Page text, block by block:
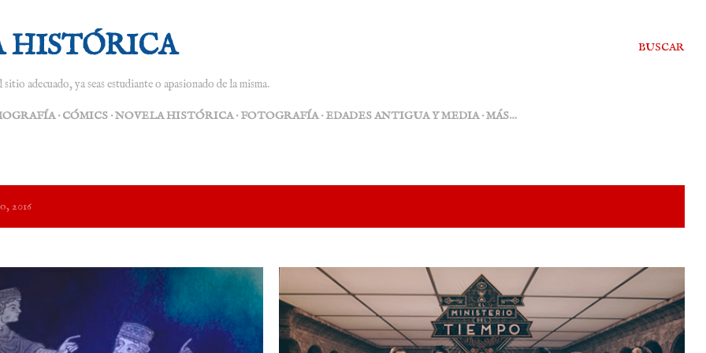
BUSCAR
adecuado, ya seas estudiante o apasionado de la misma.
CÓMICS NOVELA HISTÓRICA FOTOGRAFÍA EDADES ANTIGUA Y MEDIA MÁS…
2016